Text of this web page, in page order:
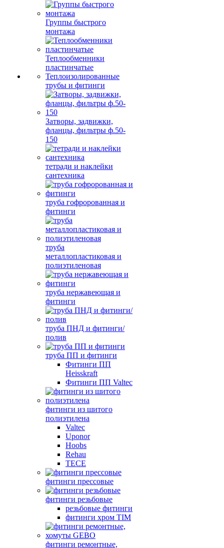
Группы быстрого
монтажа
Теплообменники
пластинчатые
Теплоизолированные
трубы и фитинги
Затворы, задвижки,
фланцы, фильтры ф.50-
150
тетради и наклейки
сантехника
труба гофророванная и
фитинги
труба
металлопластиковая и
полиэтиленовая
труба нержавеющая и
фитинги
труба ПНД и фитинги/
полив
труба ПП и фитинги
Фитинги ПП
Heisskraft
Фитинги ПП Valtec
фитинги из шитого
полиэтилена
Valtec
Uponor
Hoobs
Rehau
TECE
фитинги прессовые
фитинги резьбовые
резьбовые фитинги
фитинги хром TIM
фитинги ремонтные,